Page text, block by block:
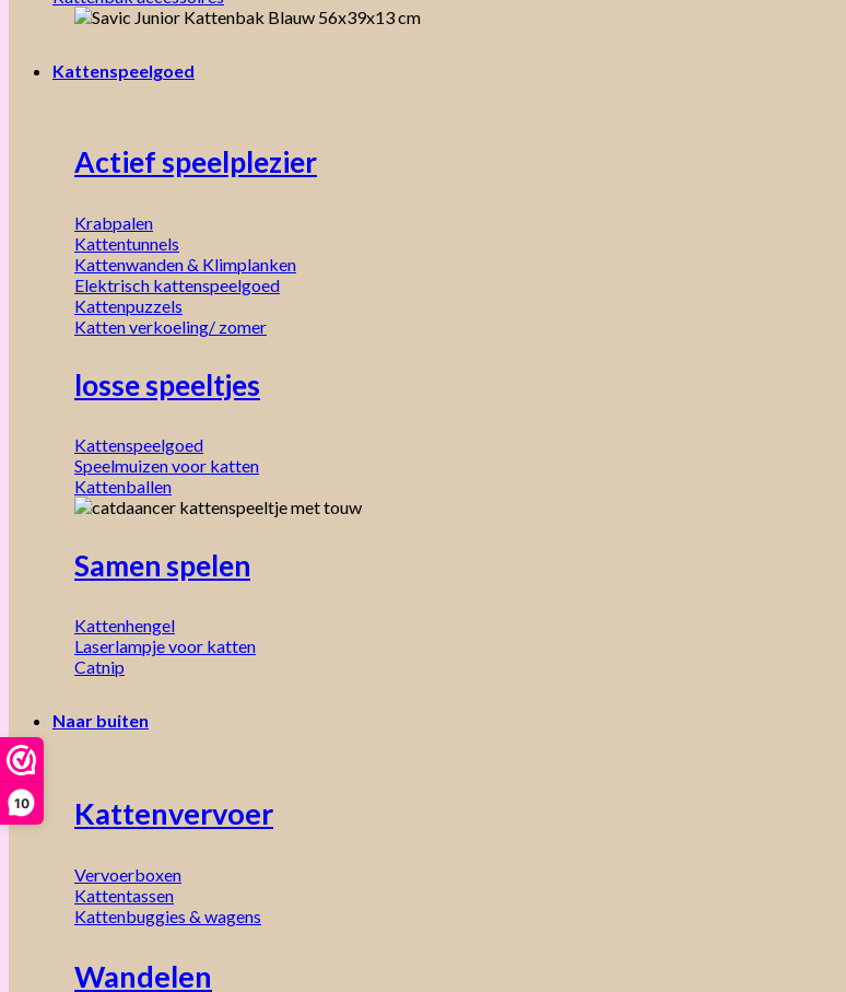
10
Kattenspeelgoed
Actief speelplezier
Krabpalen
Kattentunnels
Kattenwanden & Klimplanken
Elektrisch kattenspeelgoed
Kattenpuzzels
Katten verkoeling/ zomer
losse speeltjes
Kattenspeelgoed
Speelmuizen voor katten
Kattenballen
Samen spelen
Kattenhengel
Laserlampje voor katten
Catnip
Naar buiten
Kattenvervoer
Vervoerboxen
Kattentassen
Kattenbuggies & wagens
Wandelen